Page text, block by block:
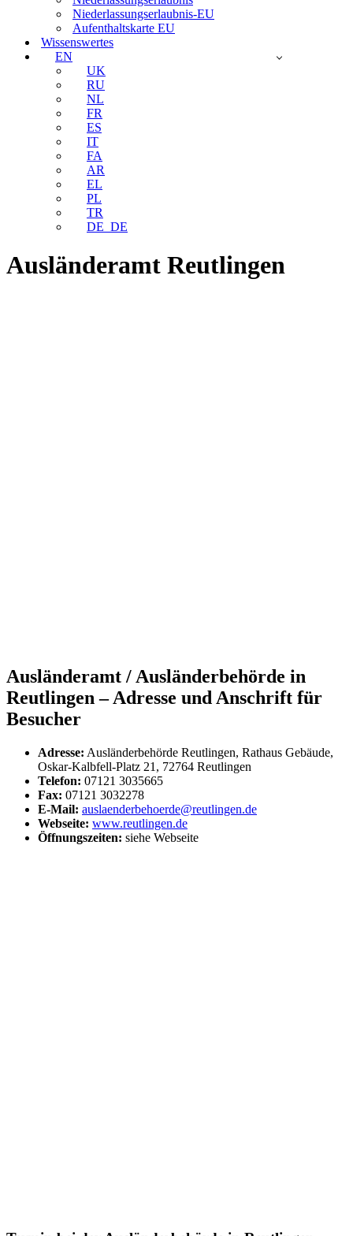
Niederlassungserlaubnis-EU
Aufenthaltskarte EU
Wissenswertes
EN
UK
RU
NL
FR
ES
IT
FA
AR
EL
PL
TR
DE_DE
Ausländeramt Reutlingen
Ausländeramt / Ausländerbehörde in
Reutlingen – Adresse und Anschrift für
Besucher
Adresse: Ausländerbehörde Reutlingen, Rathaus Gebäude,
Oskar-Kalbfell-Platz 21, 72764 Reutlingen
Telefon: 07121 3035665
Fax: 07121 3032278
E-Mail: auslaenderbehoerde@reutlingen.de
Webseite: www.reutlingen.de
Öffnungszeiten: siehe Webseite